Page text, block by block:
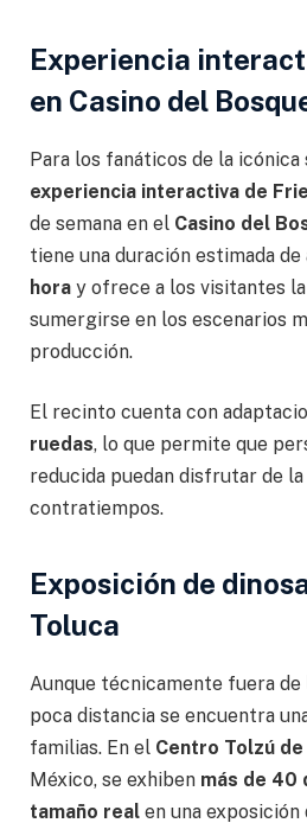
Experiencia
en Casino del
Para los fanáticos de la
experiencia interactiva de
de semana en el Casino del
tiene una duración estimada
hora y ofrece a los visitantes
sumergirse en los escenarios
producción.
El recinto cuenta con
ruedas, lo que permite que
reducida puedan disfrutar de
contratiempos.
Exposición de
Toluca
Aunque técnicamente fuera de
poca distancia se encuentra
familias. En el Centro Tolzú
México, se exhiben más de 40
tamaño real en una exposición